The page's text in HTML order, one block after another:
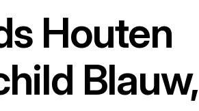
Houten
Blauw,